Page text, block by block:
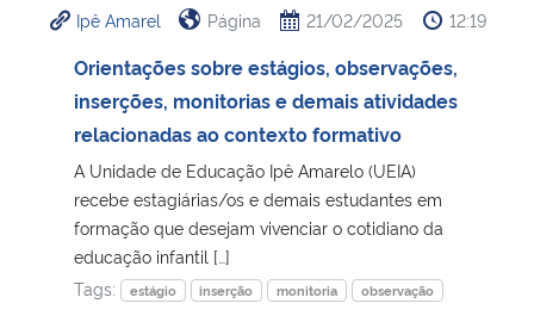
Ministério da Cidadania
Ministério de Minas e Energia
Ministério da Ciência, Tecnologia, Inovações e Comunicações
Ministério do Meio Ambiente
Ipê Amarel Página 21/02/2025 12:19
Orientações sobre estágios, observações,
inserções, monitorias e demais atividades
relacionadas ao contexto formativo
A Unidade de Educação Ipê Amarelo (UEIA)
recebe estagiárias/os e demais estudantes em
formação que desejam vivenciar o cotidiano da
educação infantil […]
Tags:
estágio inserção monitoria observação